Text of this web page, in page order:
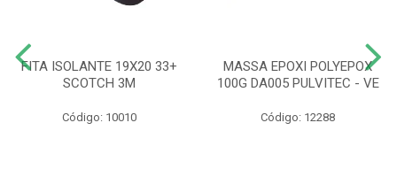
FITA ISOLANTE 19X20 33+
SCOTCH 3M
Código: 10010
MASSA EPOXI POLYEPOX
100G DA005 PULVITEC - VE
Código: 12288